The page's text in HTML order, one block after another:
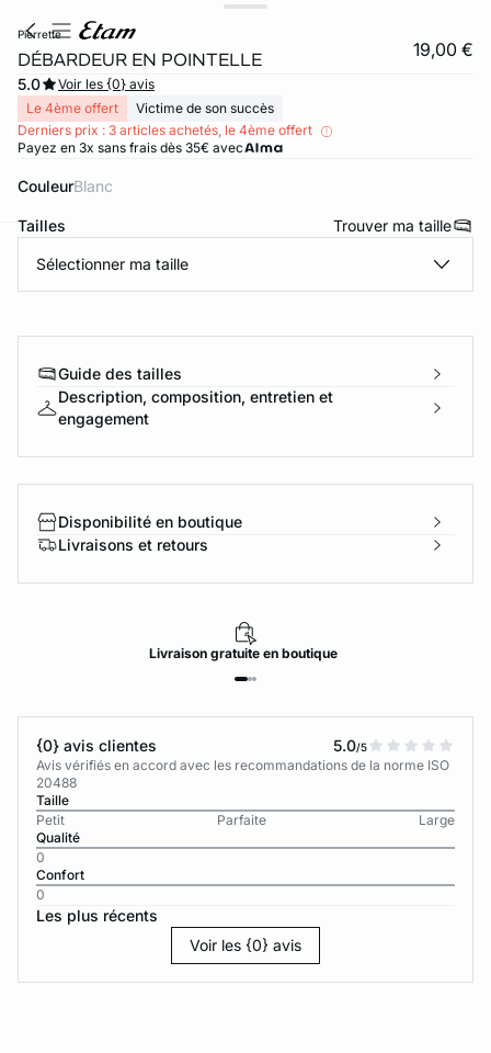
pierrette
DÉBARDEUR EN POINTELLE 19,00 €
5.0
Voir les {0} avis
Le 4ème offert
Victime de son succès
Derniers prix : 3 articles achetés, le 4ème offert
Payez en 3x sans frais dès 35€ avec
Couleur blanc
Tailles Trouver ma taille
Sélectionner ma taille
Guide des tailles
Description, composition, entretien et
engagement
Disponibilité en boutique
Livraisons et retours
Livraisongratuiteen boutique
{0} avis clientes 5.0/5
Avis vérifiés en accord avec les recommandations de la norme ISO
20488
Taille
Petit
Parfaite
Large
Qualité
0
Confort
0
Les plus récents
Voir les {0} avis